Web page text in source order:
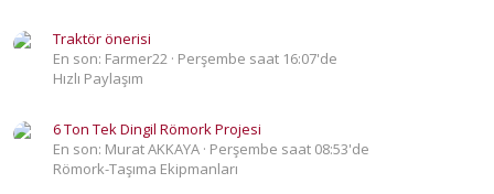
Traktör önerisi
En son: Farmer22 Perşembe saat 16:07'de
Hızlı Paylaşım
6 Ton Tek Dingil Römork Projesi
En son: Murat AKKAYA Perşembe saat 08:53'de
Römork-Taşıma Ekipmanları